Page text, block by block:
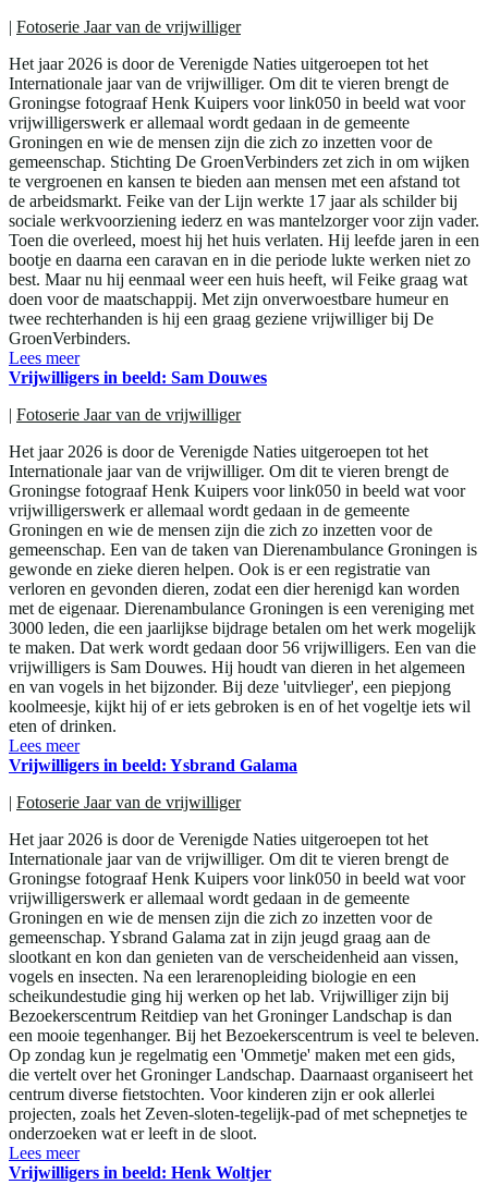
| Fotoserie Jaar van de vrijwilliger
Het jaar 2026 is door de Verenigde Naties uitgeroepen tot het
Internationale jaar van de vrijwilliger. Om dit te vieren brengt de
Groningse fotograaf Henk Kuipers voor link050 in beeld wat voor
vrijwilligerswerk er allemaal wordt gedaan in de gemeente
Groningen en wie de mensen zijn die zich zo inzetten voor de
gemeenschap. Stichting De GroenVerbinders zet zich in om wijken
te vergroenen en kansen te bieden aan mensen met een afstand tot
de arbeidsmarkt. Feike van der Lijn werkte 17 jaar als schilder bij
sociale werkvoorziening iederz en was mantelzorger voor zijn vader.
Toen die overleed, moest hij het huis verlaten. Hij leefde jaren in een
bootje en daarna een caravan en in die periode lukte werken niet zo
best. Maar nu hij eenmaal weer een huis heeft, wil Feike graag wat
doen voor de maatschappij. Met zijn onverwoestbare humeur en
twee rechterhanden is hij een graag geziene vrijwilliger bij De
GroenVerbinders.
Lees meer
Vrijwilligers in beeld: Sam Douwes
| Fotoserie Jaar van de vrijwilliger
Het jaar 2026 is door de Verenigde Naties uitgeroepen tot het
Internationale jaar van de vrijwilliger. Om dit te vieren brengt de
Groningse fotograaf Henk Kuipers voor link050 in beeld wat voor
vrijwilligerswerk er allemaal wordt gedaan in de gemeente
Groningen en wie de mensen zijn die zich zo inzetten voor de
gemeenschap. Een van de taken van Dierenambulance Groningen is
gewonde en zieke dieren helpen. Ook is er een registratie van
verloren en gevonden dieren, zodat een dier herenigd kan worden
met de eigenaar. Dierenambulance Groningen is een vereniging met
3000 leden, die een jaarlijkse bijdrage betalen om het werk mogelijk
te maken. Dat werk wordt gedaan door 56 vrijwilligers. Een van die
vrijwilligers is Sam Douwes. Hij houdt van dieren in het algemeen
en van vogels in het bijzonder. Bij deze 'uitvlieger', een piepjong
koolmeesje, kijkt hij of er iets gebroken is en of het vogeltje iets wil
eten of drinken.
Lees meer
Vrijwilligers in beeld: Ysbrand Galama
| Fotoserie Jaar van de vrijwilliger
Het jaar 2026 is door de Verenigde Naties uitgeroepen tot het
Internationale jaar van de vrijwilliger. Om dit te vieren brengt de
Groningse fotograaf Henk Kuipers voor link050 in beeld wat voor
vrijwilligerswerk er allemaal wordt gedaan in de gemeente
Groningen en wie de mensen zijn die zich zo inzetten voor de
gemeenschap. Ysbrand Galama zat in zijn jeugd graag aan de
slootkant en kon dan genieten van de verscheidenheid aan vissen,
vogels en insecten. Na een lerarenopleiding biologie en een
scheikundestudie ging hij werken op het lab. Vrijwilliger zijn bij
Bezoekerscentrum Reitdiep van het Groninger Landschap is dan
een mooie tegenhanger. Bij het Bezoekerscentrum is veel te beleven.
Op zondag kun je regelmatig een 'Ommetje' maken met een gids,
die vertelt over het Groninger Landschap. Daarnaast organiseert het
centrum diverse fietstochten. Voor kinderen zijn er ook allerlei
projecten, zoals het Zeven-sloten-tegelijk-pad of met schepnetjes te
onderzoeken wat er leeft in de sloot.
Lees meer
Vrijwilligers in beeld: Henk Woltjer